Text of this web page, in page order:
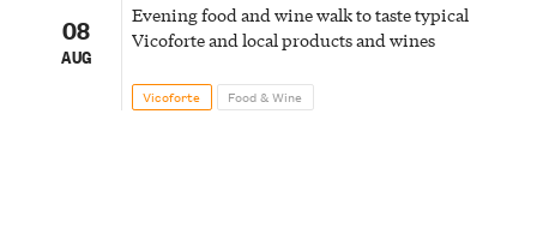
08
AUG
Evening food and wine walk to taste typical
Vicoforte and local products and wines
Vicoforte Food & Wine